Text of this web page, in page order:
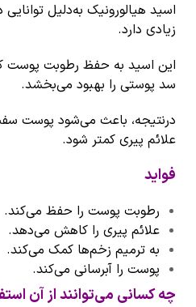
اسید هیالورونیک به‌دلیل
زیادی دارد.
این اسید به حفظ رطوبت پوست
سد پوستی را بهبود می‌بخشد.
درنتیجه، باعث می‌شود پوست
علائم پیری کمتر شود.
فواید
رطوبت پوست را حفظ می‌کند.
علائم پیری را کاهش می‌دهد.
به ترمیم زخم‌ها کمک می‌کند.
پوست را آبرسانی می‌کند.
چه کسانی می‌توانند از آن